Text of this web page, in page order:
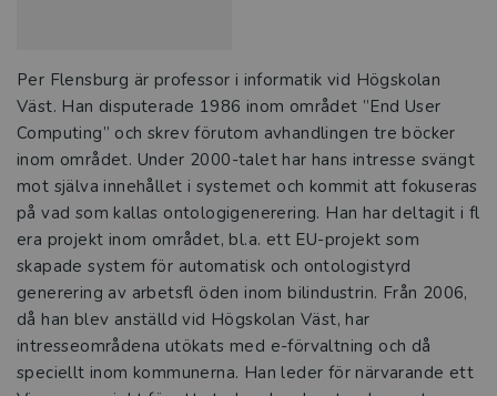
Per Flensburg är professor i informatik vid Högskolan
Väst. Han disputerade 1986 inom området ”End User
Computing” och skrev förutom avhandlingen tre böcker
inom området. Under 2000-talet har hans intresse svängt
mot själva innehållet i systemet och kommit att fokuseras
på vad som kallas ontologigenerering. Han har deltagit i fl
era projekt inom området, bl.a. ett EU-projekt som
skapade system för automatisk och ontologistyrd
generering av arbetsfl öden inom bilindustrin. Från 2006,
då han blev anställd vid Högskolan Väst, har
intresseområdena utökats med e-förvaltning och då
speciellt inom kommunerna. Han leder för närvarande ett